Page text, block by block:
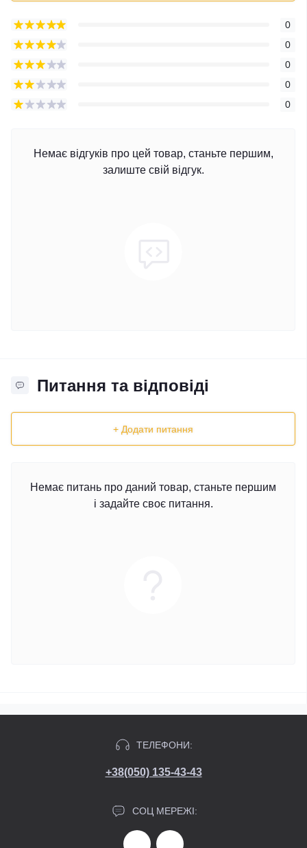
0
0
0
0
0
Немає відгуків про цей товар, станьте першим,
залиште свій відгук.
Питання та відповіді
+ Додати питання
Немає питань про даний товар, станьте першим
і задайте своє питання.
ТЕЛЕФОНИ:
+38(050) 135-43-43
СОЦ МЕРЕЖІ: